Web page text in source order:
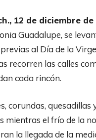
12 de diciembre de
Guadalupe, se
al Día de la
recorren las calles
cada rincón.
corundas,
mientras el frío de la
la llegada de la